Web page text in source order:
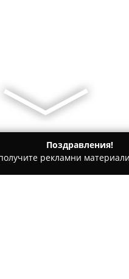
Поздравления!
рекламни